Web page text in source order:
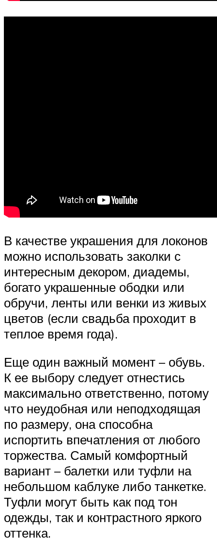
В качестве украшения для локонов
можно использовать заколки с
интересным декором, диадемы,
богато украшенные ободки или
обручи, ленты или венки из живых
цветов (если свадьба проходит в
теплое время года).
Еще один важный момент – обувь.
К ее выбору следует отнестись
максимально ответственно, потому
что неудобная или неподходящая
по размеру, она способна
испортить впечатления от любого
торжества. Самый комфортный
вариант – балетки или туфли на
небольшом каблуке либо танкетке.
Туфли могут быть как под тон
одежды, так и контрастного яркого
оттенка.